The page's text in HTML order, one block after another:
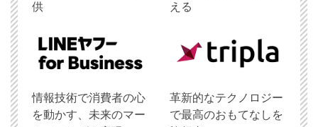
供
える
情報技術で消費者の心
を動かす、未来のマー
革新的なテクノロジー
で最高のおもてなしを